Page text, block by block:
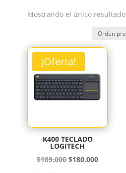
Mostrando el único resultado
¡Oferta!
K400 TECLADO
LOGITECH
$189.000 El
$180.000El